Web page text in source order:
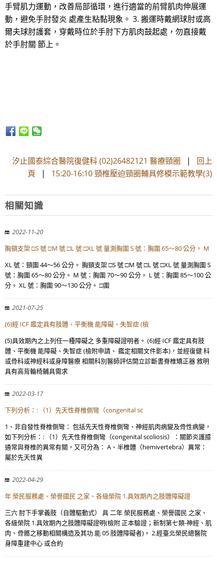
手臂肌力運動，改善局部循環，進行適當的前臂肌肉伸展運
動，避免手肘發炎 處產生粘黏現象。 3. 搬運時戴網球肘或高
爾夫球肘護套，穿戴時位於手肘下方肌肉鼓起處，勿直接戴
於手肘關 節上。
汐止國泰綜合醫院復健科 (02)26482121 醫療頸圈 | 回上
頁 | 15:20-16:10 頸椎壓迫頸圈輔具修模示範教學(3)
相關知識
2022-11-20
胸頸支架 □S 號 □M 號 □L 號 □XL 號 量測胸圍 S 號：胸圍 65～80 公分。 M
XL 號：頸圍 44～56 公分。 胸頸支架 □S 號 □M 號 □L 號 □XL 號 量測胸圍 S
號：胸圍 65～80 公分。 M 號：胸圍 70～90 公分。 L 號：胸圍 85～100 公
分。 XL 號：胸圍 90～130 公分。 □圍
2021-07-25
(6)經 ICF 鑑定具有肢體、平衡機 能障礙、失智症 (檢
(5)具效期內之上列任一種障礙之 多重障礙證明者。 (6)經 ICF 鑑定具有肢
體、平衡機 能障礙、失智症 (檢附申請、 鑑定相關文件影本)，並經復健 科
或骨科或神經科或身障醫療 相關科別醫師評估開立診斷書脊椎矯正器 敘明
具有高背輪椅輔具需求
2022-03-17
下列分析：: （1）先天性脊椎側彎（congenital sc
1、非自發性脊椎側彎： 包括先天性脊椎側彎、神經肌肉病變及骨性病變，
如下列分析：: （1）先天性脊椎側彎（congenital scoliosis）：關節炎護膝
通常與脊椎的異常有關，又可分為： A、半椎體（hemivertebra）異常：
屬於先天性異
2022-04-29
年 榮民服務處、榮譽國民 之家、各級榮院 1.具效期內之肢體障礙證
三六 肘下手掌義肢（自體驅動式） 具 二年 榮民服務處、榮譽國民 之家、
各級榮院 1.具效期內之肢體障礙證明(檢附 正本驗證；新制第七類-神經、肌
肉、骨骼之移動相關構造及其功 能 05 肢體障礙者)。 2.經臺北榮民總醫院
身障重建中心 或合約